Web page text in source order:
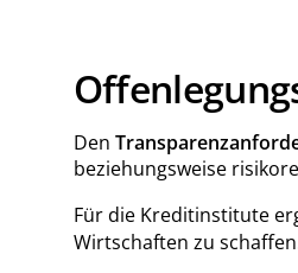
Den
beziehungsweise
Für die Kreditinstitute
Wirtschaften zu